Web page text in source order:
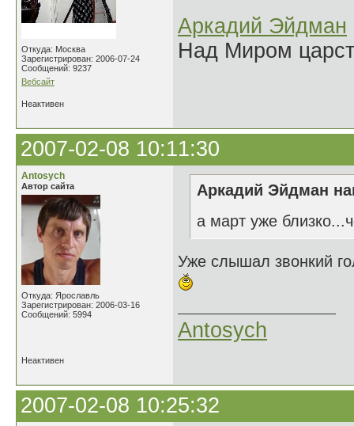
Откуда: Москва
Зарегистрирован: 2006-07-24
Сообщений: 9237
Вебсайт
Аркадий Эйдман
Над Миром
Неактивен
2007-02-08 10:11:30
Antosych
Автор сайта
Откуда: Ярославль
Зарегистрирован: 2006-03-16
Сообщений: 5994
Аркадий Эйдман
а март уже
Уже слышал звонкий
Antosych
Неактивен
2007-02-08 10:25:32